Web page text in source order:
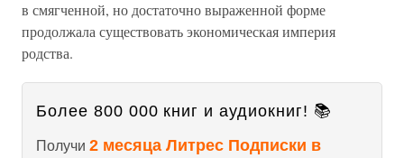
в смягченной, но достаточно выраженной форме
продолжала существовать экономическая империя
родства.
Более 800 000 книг и аудиокниг! 📚
Получи 2 месяца Литрес Подписки в